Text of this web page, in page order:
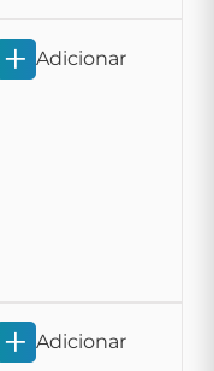
Adicionar
Adicionar